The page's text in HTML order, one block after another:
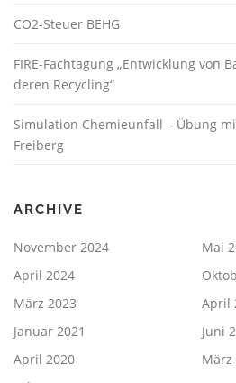
CO2-Steuer BEHG
FIRE-Fachtagung „Entwicklung von
deren Recycling“
Simulation Chemieunfall – Übung
Freiberg
ARCHIVE
November 2024
Mai
April 2024
März 2023
April
Januar 2021
Juni
April 2020
März